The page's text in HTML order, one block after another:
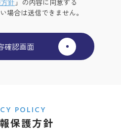
針 」の内容に同意する
場合は送信できません。
POLICY
保護方針